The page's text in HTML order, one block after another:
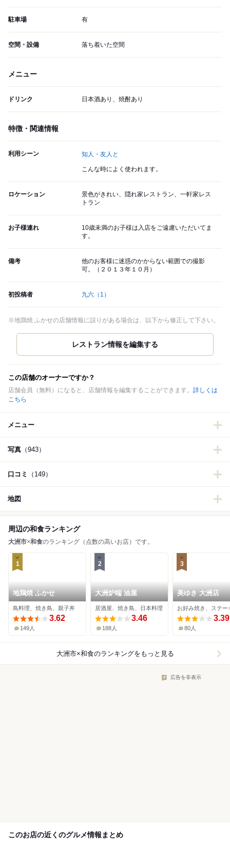
駐車場 有
空間・設備 落ち着いた空間
メニュー
ドリンク 日本酒あり、焼酎あり
特徴・関連情報
利用シーン 知人・友人と
こんな時によく使われます。
ロケーション
景色がきれい、隠れ家レストラン、一軒家レス
トラン
お子様連れ
10歳未満のお子様は入店をご遠慮いただいてま
す。
備考
他のお客様に迷惑のかからない範囲での撮影
可。（２０１３年１０月）
初投稿者 九六 （1）
※地鶏焼 ふかせの店舗情報に誤りがある場合は、以下から修正して下さい。
この店舗のオーナーですか？
店舗会員（無料）になると、店舗情報を編集することができます。 詳しくは
こちら
メニュー
写真 （943）
口コミ （149）
地図
周辺の和食ランキング
大洲市×和食のランキング（点数の高いお店）です。
1
地鶏焼 ふかせ
鳥料理、焼き鳥、親子丼
3.62
149人
2
大洲炉端 油屋
居酒屋、焼き鳥、日本料理
3.46
188人
3
美ゆき 大洲店
3.39
80人
大洲市×和食のランキングをもっと見る
広告を非表示
このお店の近くのグルメ情報まとめ